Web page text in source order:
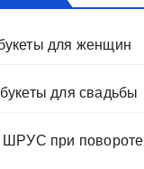
для женщин
для свадьбы
ШРУС при